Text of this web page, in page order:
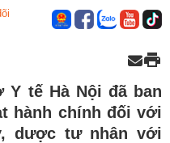
Y tế Hà Nội đã ban
hành chính đối với
dược tư nhân với